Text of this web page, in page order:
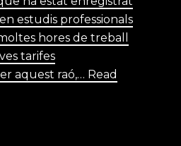
estudis professionals
hores de treball
tarifes
aquest raó,… Read